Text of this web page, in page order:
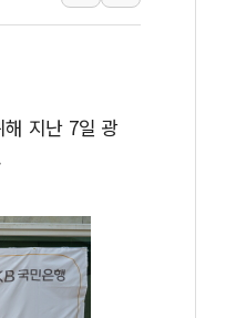
피해자들 '범죄 사각지대' 우려
민석 '재역전' vs 정청래 '격차 확
후퇴…S&P500 최고치
일까지 의혹 소명" 요구
준 금리 인상 가능성 낮아지며
9월 동결 전망 우세
지난 7일 광